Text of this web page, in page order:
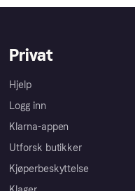
Privat
Hjelp
Logg inn
Klarna-appen
Utforsk butikker
Kjøperbeskyttelse